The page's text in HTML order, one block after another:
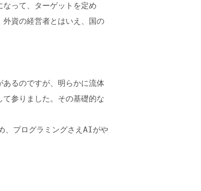
って、ターゲットを定め
資の経営者とはいえ、国の
るのですが、明らかに流体
参りました。その基礎的な
、プログラミングさえAIがや